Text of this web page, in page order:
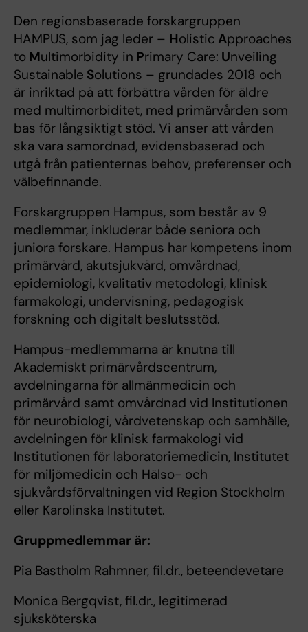
Den regionsbaserade forskargruppen
HAMPUS, som jag leder – Holistic Approaches
to Multimorbidity in Primary Care: Unveiling
Sustainable Solutions – grundades 2018 och
är inriktad på att förbättra vården för äldre
med multimorbiditet, med primärvården som
bas för långsiktigt stöd. Vi anser att vården
ska vara samordnad, evidensbaserad och
utgå från patienternas behov, preferenser och
välbefinnande.
Forskargruppen Hampus, som består av 9
medlemmar, inkluderar både seniora och
juniora forskare. Hampus har kompetens inom
primärvård, akutsjukvård, omvårdnad,
epidemiologi, kvalitativ metodologi, klinisk
farmakologi, undervisning, pedagogisk
forskning och digitalt beslutsstöd.
Hampus-medlemmarna är knutna till
Akademiskt primärvårdscentrum,
avdelningarna för allmänmedicin och
primärvård samt omvårdnad vid Institutionen
för neurobiologi, vårdvetenskap och samhälle,
avdelningen för klinisk farmakologi vid
Institutionen för laboratoriemedicin, Institutet
för miljömedicin och Hälso- och
sjukvårdsförvaltningen vid Region Stockholm
eller Karolinska Institutet.
Gruppmedlemmar är:
Pia Bastholm Rahmner, fil.dr., beteendevetare
Monica Bergqvist, fil.dr., legitimerad
sjuksköterska